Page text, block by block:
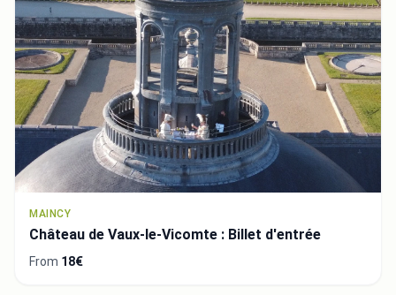
MAINCY
Château de Vaux-le-Vicomte : Billet d'entrée
From 18€